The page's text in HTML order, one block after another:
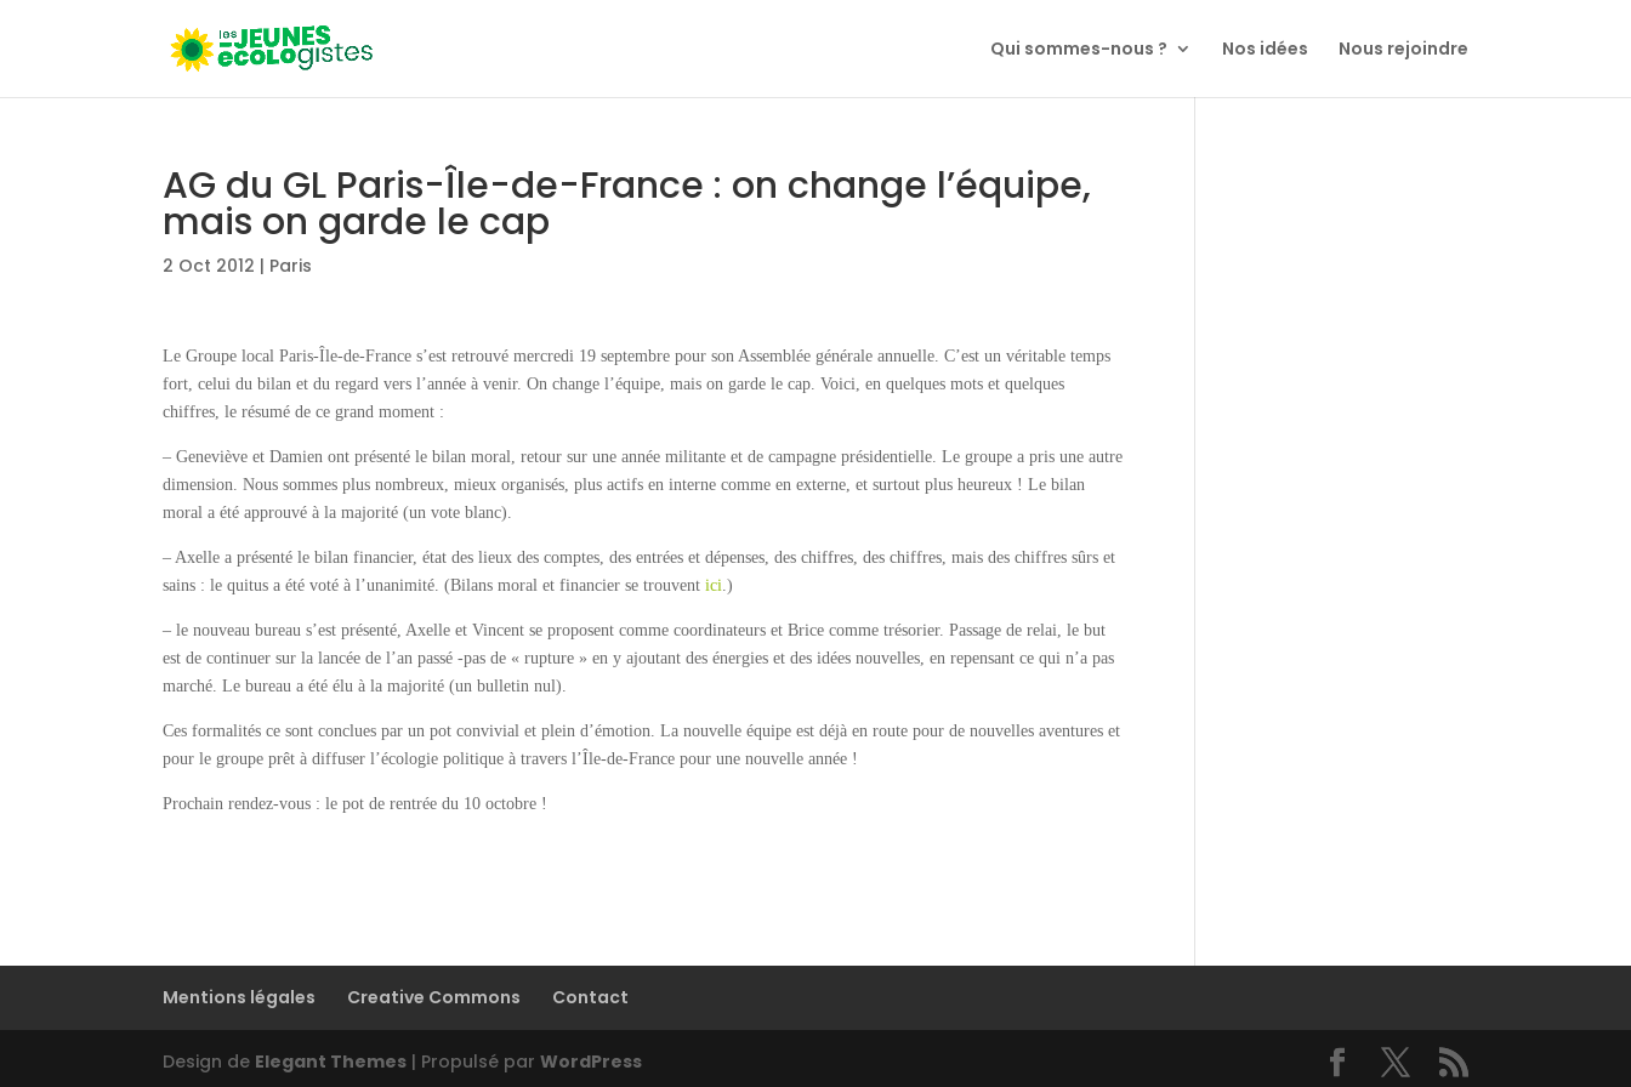
Qui sommes-nous ? Nos idées Nous rejoindre
AG du GL Paris-Île-de-France : on change l’équipe,
mais on garde le cap
2 Oct 2012 | Paris
Le Groupe local Paris-Île-de-France s’est retrouvé mercredi 19 septembre pour son Assemblée générale annuelle. C’est un véritable temps
fort, celui du bilan et du regard vers l’année à venir. On change l’équipe, mais on garde le cap. Voici, en quelques mots et quelques
chiffres, le résumé de ce grand moment :
– Geneviève et Damien ont présenté le bilan moral, retour sur une année militante et de campagne présidentielle. Le groupe a pris une autre
dimension. Nous sommes plus nombreux, mieux organisés, plus actifs en interne comme en externe, et surtout plus heureux ! Le bilan
moral a été approuvé à la majorité (un vote blanc).
– Axelle a présenté le bilan financier, état des lieux des comptes, des entrées et dépenses, des chiffres, des chiffres, mais des chiffres sûrs et
sains : le quitus a été voté à l’unanimité. (Bilans moral et financier se trouventici.)
– le nouveau bureau s’est présenté, Axelle et Vincent se proposent comme coordinateurs et Brice comme trésorier. Passage de relai, le but
est de continuer sur la lancée de l’an passé -pas de « rupture » en y ajoutant des énergies et des idées nouvelles, en repensant ce qui n’a pas
marché. Le bureau a été élu à la majorité (un bulletin nul).
Ces formalités ce sont conclues par un pot convivial et plein d’émotion. La nouvelle équipe est déjà en route pour de nouvelles aventures et
pour le groupe prêt à diffuser l’écologie politique à travers l’Île-de-France pour une nouvelle année !
Prochain rendez-vous : le pot de rentrée du 10 octobre !
Mentions légales Creative Commons Contact
Design de Elegant Themes | Propulsé parWordPress